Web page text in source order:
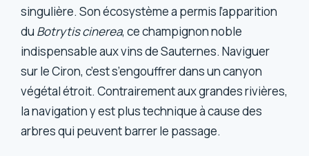
singulière. Son écosystème a permis l’apparition
du Botrytis cinerea, ce champignon noble
indispensable aux vins de Sauternes. Naviguer
sur le Ciron, c’est s’engouffrer dans un canyon
végétal étroit. Contrairement aux grandes rivières,
la navigation y est plus technique à cause des
arbres qui peuvent barrer le passage.